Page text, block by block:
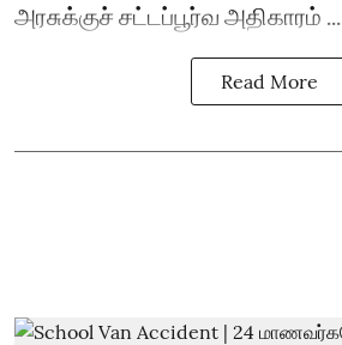
அரசுக்குச் சட்டப்பூர்வ அதிகாரம் ...
Read More